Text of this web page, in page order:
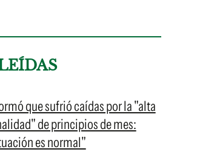
que sufrió caídas por la "alta
de principios de mes:
es normal"